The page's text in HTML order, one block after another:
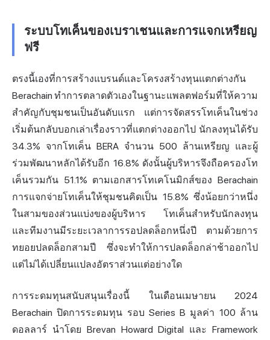
ระบบโทเค็นของเบราเชนและการแจกเหรียญ
ฟรี
ตรงนี้เองที่การสร้างแบรนด์และโครงสร้างทุนแตกต่างกัน
Berachain ทำการตลาดตัวเองในฐานะแพลตฟอร์มที่ให้ความ
สำคัญกับชุมชนเป็นอันดับแรก แต่การจัดสรรโทเค็นในช่วง
เริ่มต้นกลับบอกเล่าเรื่องราวที่แตกต่างออกไป นักลงทุนได้รับ
34.3% จากโทเค็น BERA จำนวน 500 ล้านเหรียญ และผู้
ร่วมพัฒนาหลักได้รับอีก 16.8% ดังนั้นผู้บริหารจึงถือครองโท
เค็นรวมกัน 51.1% ตามเอกสารโทเคโนมิกส์ของ Berachain
การแจกจ่ายโทเค็นให้ชุมชนคิดเป็น 15.8% ซึ่งน้อยกว่าหนึ่ง
ในสามของส่วนแบ่งของผู้บริหาร โทเค็นสำหรับนักลงทุน
และทีมงานมีระยะเวลาการรอปลดล็อกหนึ่งปี ตามด้วยการ
ทยอยปลดล็อกสามปี ซึ่งจะทำให้การปลดล็อกล่าช้าออกไป
แต่ไม่ได้เปลี่ยนแปลงอัตราส่วนแต่อย่างใด
การระดมทุนสนับสนุนเรื่องนี้ ในเดือนเมษายน 2024
Berachain ปิดการระดมทุน รอบ Series B มูลค่า 100 ล้าน
ดอลลาร์ นำโดย Brevan Howard Digital และ Framework